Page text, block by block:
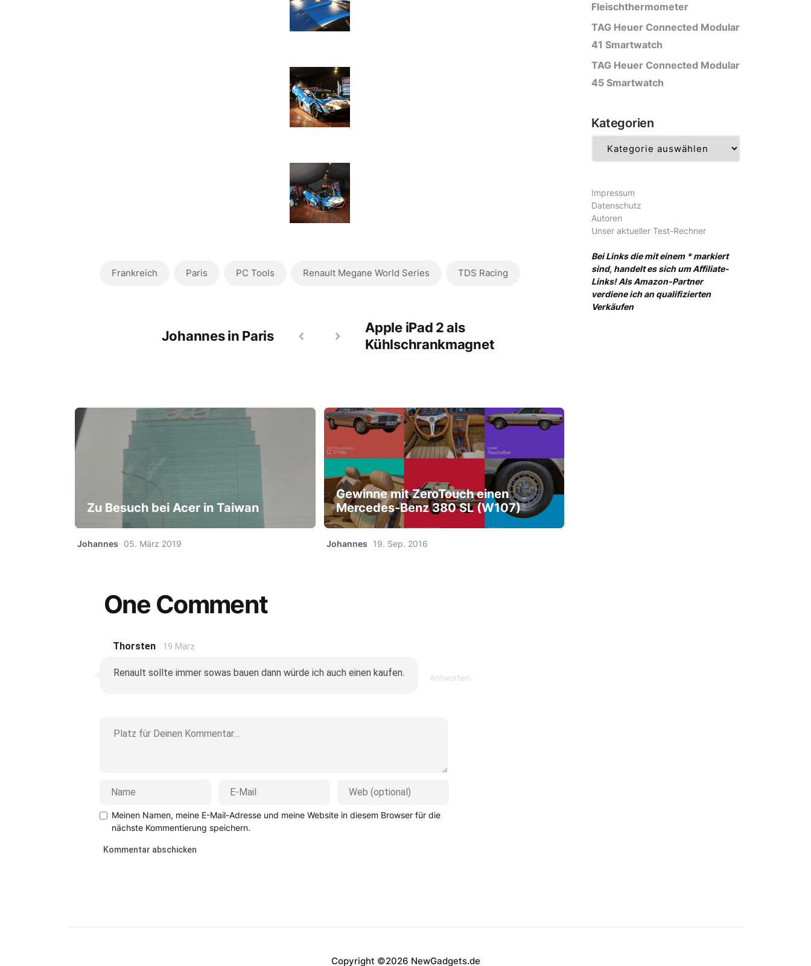
Frankreich Paris PC Tools Renault Megane World Series TDS Racing
Johannes in Paris
Apple iPad 2 als
Kühlschrankmagnet
Zu Besuch bei Acer in Taiwan
Johannes 05. März 2019
Gewinne mit ZeroTouch einen
Mercedes-Benz 380 SL (W107)
Johannes 19. Sep. 2016
One Comment
Thorsten 19 März
Renault sollte immer sowas bauen dann würde ich auch einen kaufen. Antworten
Meinen Namen, meine E-Mail-Adresse und meine Website in diesem Browser für die
nächste Kommentierung speichern.
Fleischthermometer
TAG Heuer Connected Modular
41 Smartwatch
TAG Heuer Connected Modular
45 Smartwatch
Kategorien
Impressum
Datenschutz
Autoren
Unser aktueller Test-Rechner
Bei Links die mit einem * markiert
sind, handelt es sich um Affiliate-
Links! Als Amazon-Partner
verdiene ich an qualifizierten
Verkäufen
Copyright ©2026 NewGadgets.de